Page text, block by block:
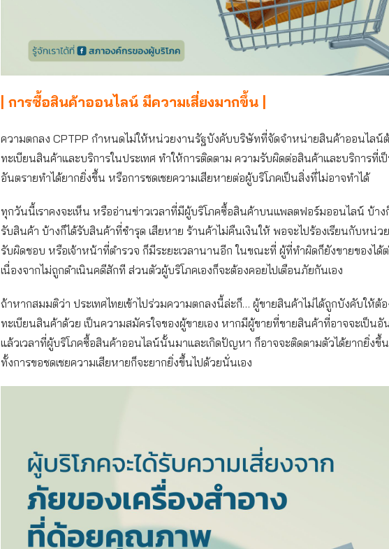
| การซื้อสินค้าออนไลน์ มีความเสี่ยงมากขึ้น |
ความตกลง CPTPP กำหนดไม่ให้หน่วยงานรัฐบังคับบริษัทที่จัดจำหน่ายสินค้าออนไลน์
ทะเบียนสินค้าและบริการในประเทศ ทำให้การติดตาม ความรับผิดต่อสินค้าและบริการที่เ
อันตรายทำได้ยากยิ่งขึ้น หรือการชดเชยความเสียหายต่อผู้บริโภคเป็นสิ่งที่ไม่อาจทำได้
ทุกวันนี้เราคงจะเห็น หรืออ่านข่าวเวลาที่มีผู้บริโภคซื้อสินค้าบนแพลตฟอร์มออนไลน์ บ้าง
รับสินค้า บ้างก็ได้รับสินค้าที่ชำรุด เสียหาย ร้านค้าไม่คืนเงินให้ พอจะไปร้องเรียนกับหน่ว
รับผิดชอบ หรือเจ้าหน้าที่ตำรวจ ก็มีระยะเวลานานอีก ในขณะที่ ผู้ที่ทำผิดก็ยังขายของได้
เนื่องจากไม่ถูกดำเนินคดีสักที ส่วนตัวผู้บริโภคเองก็จะต้องคอยไปเตือนภัยกันเอง
ถ้าหากสมมติว่า ประเทศไทยเข้าไปร่วมความตกลงนี้ล่ะก็… ผู้ขายสินค้าไม่ได้ถูกบังคับให้ต้
ทะเบียนสินค้าด้วย เป็นความสมัครใจของผู้ขายเอง หากมีผู้ขายที่ขายสินค้าที่อาจจะเป็นอั
แล้วเวลาที่ผู้บริโภคซื้อสินค้าออนไลน์นั้นมาและเกิดปัญหา ก็อาจจะติดตามตัวได้ยากยิ่งขึ้
ทั้งการขอชดเชยความเสียหายก็จะยากยิ่งขึ้นไปด้วยนั่นเอง